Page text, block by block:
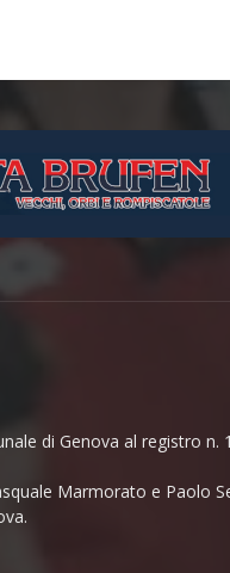
di Genova al registro n.
Marmorato e Paolo